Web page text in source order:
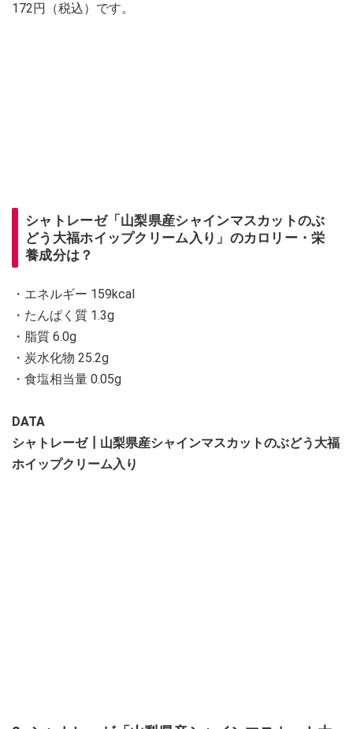
172円（税込）です。
シャトレーゼ「山梨県産シャインマスカットのぶ
どう大福ホイップクリーム入り」のカロリー・栄
養成分は？
・エネルギー 159kcal
・たんぱく質 1.3g
・脂質 6.0g
・炭水化物 25.2g
・食塩相当量 0.05g
DATA
シャトレーゼ┃山梨県産シャインマスカットのぶどう大福
ホイップクリーム入り